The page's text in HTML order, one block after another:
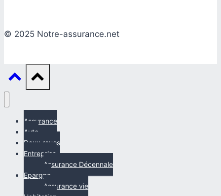
© 2025 Notre-assurance.net
Assurance
Auto
Deux roues
Entreprise
Assurance Décennale
Epargne
Assurance vie